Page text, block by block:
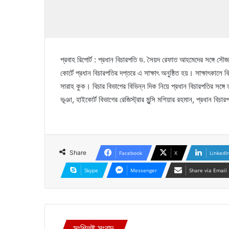
প্রবাহ রিপোর্ট : প্রধান বিচারপতি ড. সৈয়দ রেফাত আহমেদের সঙ্গে
কোর্টে প্রধান বিচারপতির দপ্তরে এ সাক্ষাৎ অনুষ্ঠিত হয়।
সারাহ কুক। বিচার বিভাগের বিভিন্ন দিক নিয়ে প্রধান বিচারপতির
ভূঞা, হাইকোর্ট বিভাগের রেজিস্ট্রার মুন্সি মশিয়ার রহমান, প্রধান
Share Facebook X
Skype Messenger Share via Email